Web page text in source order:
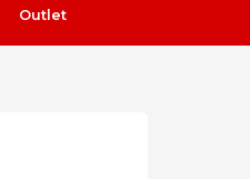
Outlet